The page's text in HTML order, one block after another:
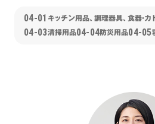
04-01 キッチン用品、調理器具、食器・カ
04-03清掃用品04-04防災用品04-05